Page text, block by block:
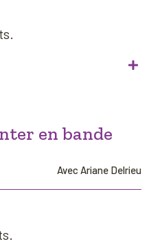
en bande
Avec Ariane Delrieu